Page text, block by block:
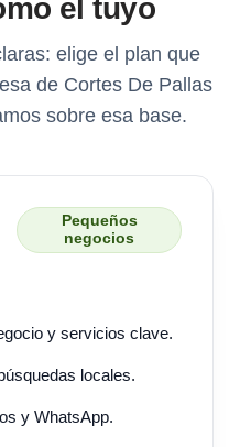
el tuyo
elige el plan que
de Cortes De Pallas
sobre esa base.
Pequeños
negocios
y servicios clave.
locales.
y WhatsApp.